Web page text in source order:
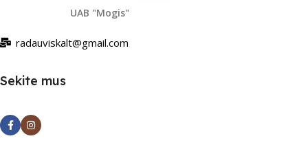
UAB "Mogis"
radauviskalt@gmail.com
Sekite mus